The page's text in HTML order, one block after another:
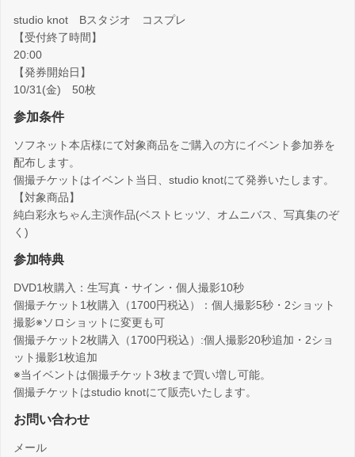
studio knot Bスタジオ コスプレ
【受付終了時間】
20:00
【発券開始日】
10/31(金) 50枚
参加条件
ソフネット本店様にて対象商品をご購入の方にイベント参加券を
配布します。
個撮チケットはイベント当日、studio knotにて発券いたします。
【対象商品】
純白彩永ちゃん主演作品(ベストヒッツ、オムニバス、写真集のぞ
く)
参加特典
DVD1枚購入：生写真・サイン・個人撮影10秒
個撮チケット1枚購入（1700円税込）：個人撮影5秒・2ショット
撮影※ソロショットに変更も可
個撮チケット2枚購入（1700円税込）:個人撮影20秒追加・2ショ
ット撮影1枚追加
※当イベントは個撮チケット3枚まで買い増し可能。
個撮チケットはstudio knotにて販売いたします。
お問い合わせ
メール